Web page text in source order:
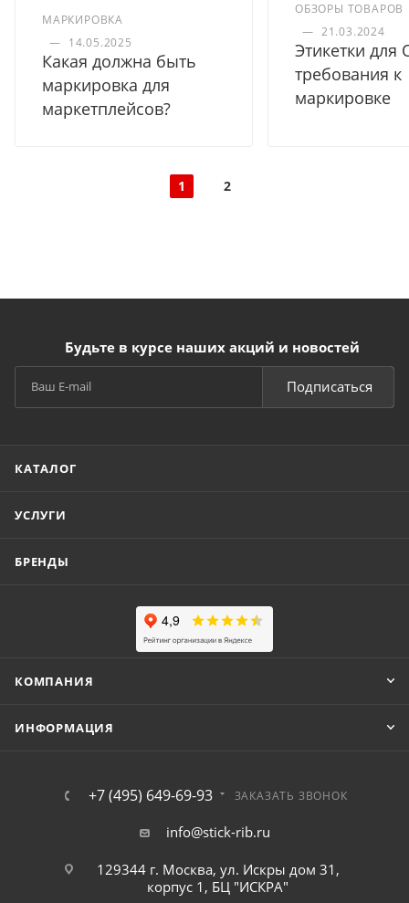
МАРКИРОВКА
— 14.05.2025
Какая должна быть
маркировка для
маркетплейсов?
ОБЗОРЫ ТОВАРОВ
— 21.03.2024
Этикетки для
требования к
маркировке
1 2
Будьте в курсе наших акций и новостей
Подписаться
КАТАЛОГ
УСЛУГИ
БРЕНДЫ
КОМПАНИЯ
ИНФОРМАЦИЯ
+7 (495) 649-69-93 ЗАКАЗАТЬ ЗВОНОК
info@stick-rib.ru
129344 г. Москва, ул. Искры дом 31,
корпус 1, БЦ "ИСКРА"